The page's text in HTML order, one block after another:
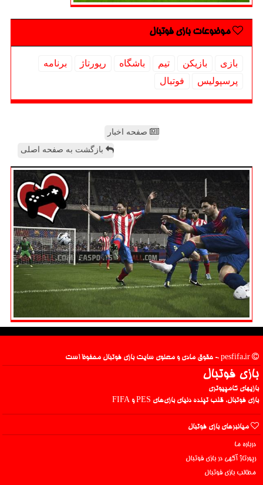
موضوعات بازی فوتبال
بازی بازیكن تیم باشگاه رپورتاژ
برنامه
پرسپولیس
فوتبال
صفحه اخبار
بازگشت به صفحه اصلی
بازی فوتبال
بازیهای کامپیوتری
بازی فوتبال، قلب تپنده دنیای بازی‌های PES و FIFA
میانبرهای بازی فوتبال
درباره ما
رپورتاژ آگهی در بازی فوتبال
مطالب بازی فوتبال